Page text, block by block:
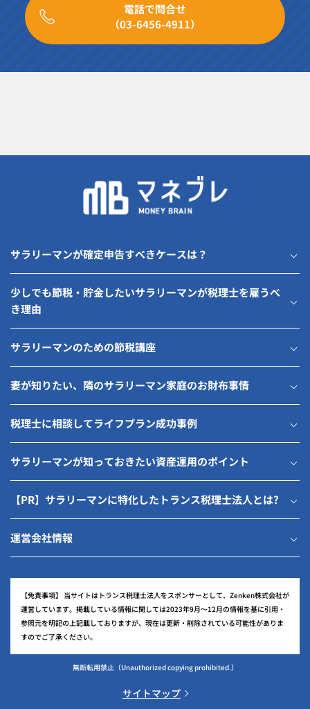
電話で問合せ
（03-6456-4911）
サラリーマンが確定申告すべきケースは？
少しでも節税・貯金したいサラリーマンが税理士を雇うべ
き理由
サラリーマンのための節税講座
妻が知りたい、隣のサラリーマン家庭のお財布事情
税理士に相談してライフプラン成功事例
サラリーマンが知っておきたい資産運用のポイント
【PR】サラリーマンに特化したトランス税理士法人とは?
運営会社情報
【免責事項】 当サイトはトランス税理士法人をスポンサーとして、Zenken株式会社が
運営しています。掲載している情報に関しては2023年9月～12月の情報を基に引用・
参照元を明記の上記載しておりますが、現在は更新・削除されている可能性がありま
すのでご了承ください。
無断転用禁止（Unauthorized copying prohibited.）
サイトマップ